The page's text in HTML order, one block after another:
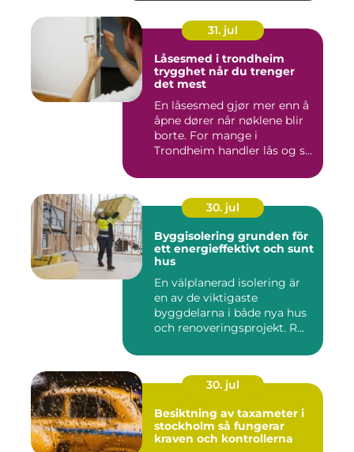
31. jul
Låsesmed i trondheim
trygghet når du trenger
det mest
En låsesmed gjør mer enn å
åpne dører når nøklene blir
borte. For mange i
Trondheim handler lås og s...
30. jul
Byggisolering grunden för
ett energieffektivt och sunt
hus
En välplanerad isolering är
en av de viktigaste
byggdelarna i både nya hus
och renoveringsprojekt. R...
30. jul
Besiktning av taxameter i
stockholm så fungerar
kraven och kontrollerna